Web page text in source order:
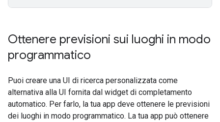
Ottenere previsioni sui luoghi in modo
programmatico
Puoi creare una UI di ricerca personalizzata come
alternativa alla UI fornita dal widget di completamento
automatico. Per farlo, la tua app deve ottenere le previsioni
dei luoghi in modo programmatico. La tua app può ottenere